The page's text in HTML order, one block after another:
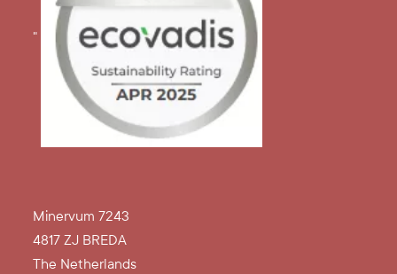
"
Minervum 7243
4817 ZJ BREDA
The Netherlands